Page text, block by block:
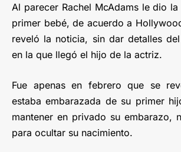
Al parecer Rachel McAdams le dio
primer bebé, de acuerdo a
reveló la noticia, sin dar detalles
en la que llegó el hijo de la actriz.
Fue apenas en febrero que se
estaba embarazada de su primer
mantener en privado su embarazo,
para ocultar su nacimiento.